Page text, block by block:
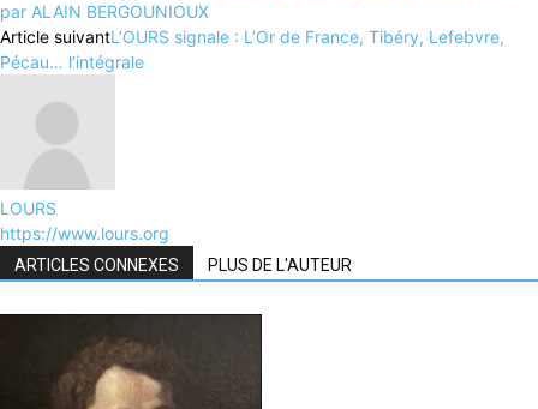
par ALAIN BERGOUNIOUX
Article suivantL’OURS signale : L’Or de France, Tibéry, Lefebvre,
Pécau… l’intégrale
LOURS
https://www.lours.org
ARTICLES CONNEXES PLUS DE L'AUTEUR